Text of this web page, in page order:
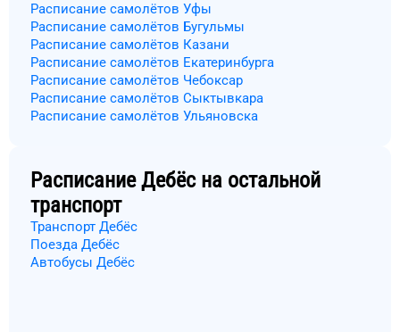
Расписание самолётов Уфы
Расписание самолётов Бугульмы
Расписание самолётов Казани
Расписание самолётов Екатеринбурга
Расписание самолётов Чебоксар
Расписание самолётов Сыктывкара
Расписание самолётов Ульяновска
РасписаниеДебёсна остальной
транспорт
Транспорт Дебёс
Поезда Дебёс
Автобусы Дебёс